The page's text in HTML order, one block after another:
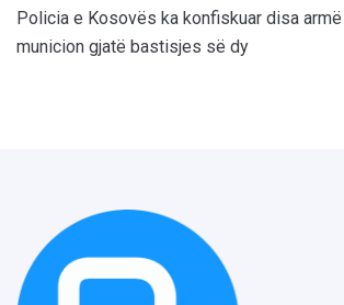
Policia e Kosovës ka konfiskuar disa
municion gjatë bastisjes së dy